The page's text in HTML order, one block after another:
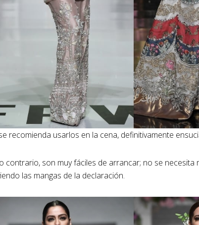
recomienda usarlos en la cena, definitivamente
contrario, son muy fáciles de arrancar; no se necesita
las mangas de la declaración.